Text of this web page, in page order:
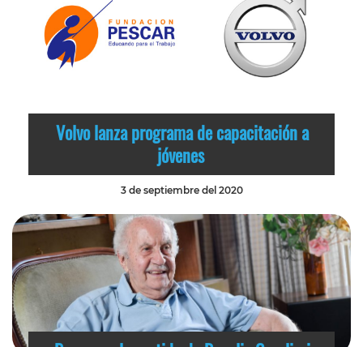
Volvo lanza programa de capacitación a
jóvenes
3 de septiembre del 2020